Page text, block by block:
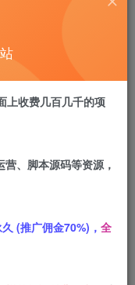
流程，零经验也能
上收费几百几千的项
、脚本源码等资源，
(推广佣金70%)， 全